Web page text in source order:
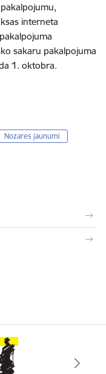
interneta
sakaru pakalpojuma
1. oktobra.
Nozares jaunumi